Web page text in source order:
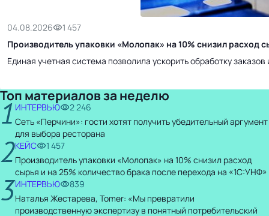
04.08.2026
1 457
Производитель упаковки «Молопак» на 10% снизил расход
Единая учетная система позволила ускорить обработку
Топ материалов за неделю
1 ИНТЕРВЬЮ
2 246
Сеть «Перчини»: гости хотят получить убедительный аргумент
для выбора ресторана
2КЕЙС
1 457
Производитель упаковки «Молопак» на 10% снизил расход
сырья и на 25% количество брака после перехода на «1С:УНФ»
3ИНТЕРВЬЮ
839
Наталья Жестарева, Tomer: «Мы превратили
производственную экспертизу в понятный потребительский